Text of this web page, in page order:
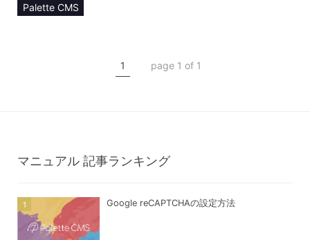
Palette CMS
コンテンツタイプ【item】
1 page 1 of 1
マニュアル 記事ランキング
Google reCAPTCHAの設定方法